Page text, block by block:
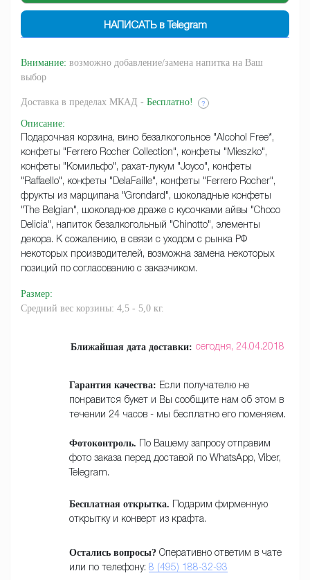
НАПИСАТЬ в Telegram
Внимание: возможно добавление/замена напитка на Ваш
выбор
Доставка в пределах МКАД - Бесплатно! ?
Описание:
Подарочная корзина, вино безалкогольное "Alcohol Free*,
конфеты "Ferrero Rocher Collection", конфеты "Mieszko",
конфеты "Комильфо", рахат-лукум "Joyco", конфеты
"Raffaello", конфеты "DelaFaille", конфеты "Ferrero Rocher",
фрукты из марципана "Grondard", шоколадные конфеты
"The Belgian", шоколадное драже с кусочками айвы "Choco
Delicia", напиток безалкогольный "Chinotto", элементы
декора. К сожалению, в связи с уходом с рынка РФ
некоторых производителей, возможна замена некоторых
позиций по согласованию с заказчиком.
Размер:
Средний вес корзины: 4,5 - 5,0 кг.
Ближайшая дата доставки: сегодня, 24.04.2018
Гарантия качества: Если получателю не
понравится букет и Вы сообщите нам об этом в
течении 24 часов - мы бесплатно его поменяем.
Фотоконтроль. По Вашему запросу отправим
фото заказа перед доставой по WhatsApp, Viber,
Telegram.
Бесплатная открытка. Подарим фирменную
открытку и конверт из крафта.
Остались вопросы? Оперативно ответим в чате
или по телефону: 8 (495) 188-32-93